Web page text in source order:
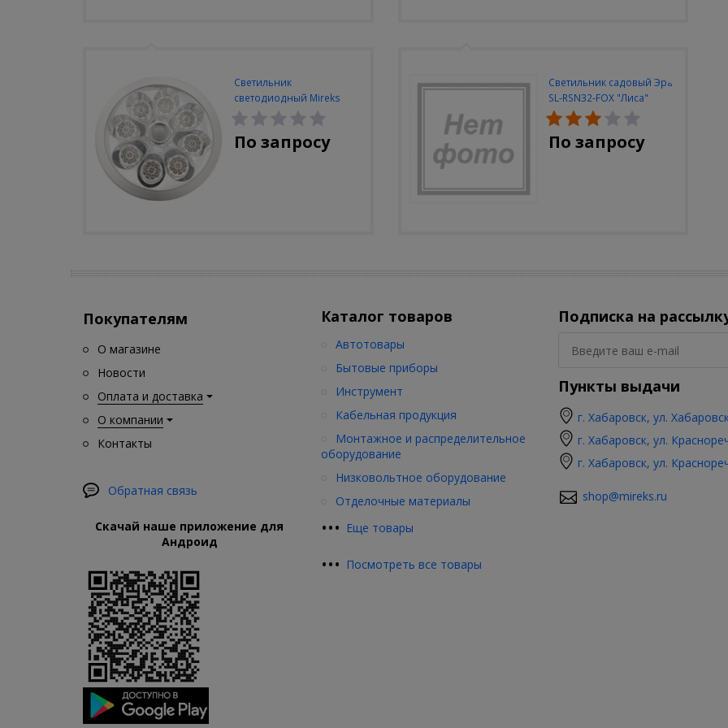
Светильник
светодиодный Mireks
С-310-80-S (5W/4000-
5000K/500lm/датчик
движения)
По запросу
Светильник садовый Эра
SL-RSN32-FOX "Лиса"
солн.бат, полистоун,
цветной, 32 см
По запросу
Покупателям
О магазине
Новости
Оплата и доставка
О компании
Контакты
Обратная связь
Скачай наше приложение для
Андроид
Каталог товаров
••• Еще товары
Автотовары
Бытовые приборы
Инструмент
Кабельная продукция
Монтажное и распределительное
оборудование
Низковольтное оборудование
Отделочные материалы
••• Посмотреть все товары
Подписка на
Пункты выдачи
г. Хабаровск, ул.
г. Хабаровск, ул.
г. Хабаровск, ул.
shop@mireks.ru